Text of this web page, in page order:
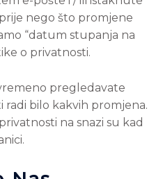
nego što promjene
“datum stupanja na
o privatnosti.
pregledavate
bilo kakvih promjena.
na snazi su kad